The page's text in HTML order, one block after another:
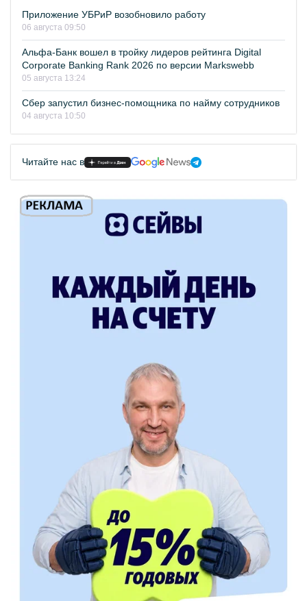
Приложение УБРиР возобновило работу
06 августа 09:50
Альфа-Банк вошел в тройку лидеров рейтинга Digital
Corporate Banking Rank 2026 по версии Markswebb
05 августа 13:24
Сбер запустил бизнес-помощника по найму сотрудников
04 августа 10:50
Читайте нас в